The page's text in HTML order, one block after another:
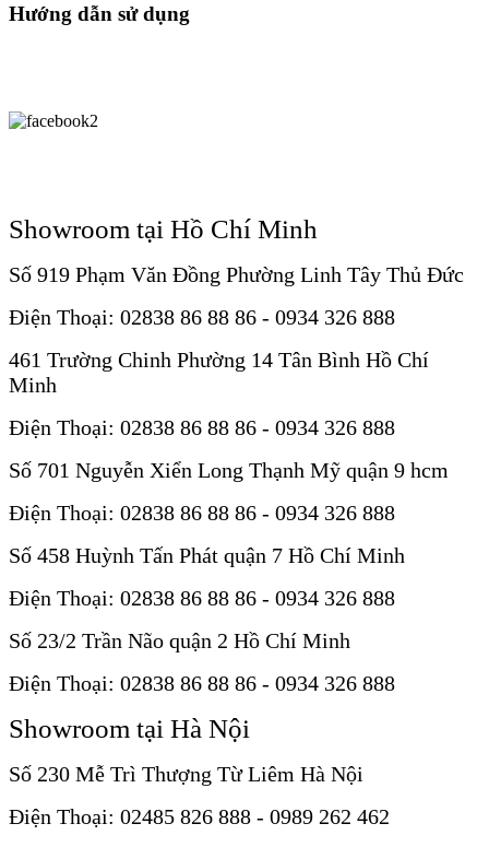
Hướng dẫn sử dụng
Showroom tại Hồ Chí Minh
Số 919 Phạm Văn Đồng Phường Linh Tây Thủ Đức
Điện Thoại: 02838 86 88 86 - 0934 326 888
461 Trường Chinh Phường 14 Tân Bình Hồ Chí
Minh
Điện Thoại: 02838 86 88 86 - 0934 326 888
Số 701 Nguyễn Xiển Long Thạnh Mỹ quận 9 hcm
Điện Thoại: 02838 86 88 86 - 0934 326 888
Số 458 Huỳnh Tấn Phát quận 7 Hồ Chí Minh
Điện Thoại: 02838 86 88 86 - 0934 326 888
Số 23/2 Trần Não quận 2 Hồ Chí Minh
Điện Thoại: 02838 86 88 86 - 0934 326 888
Showroom tại Hà Nội
Số 230 Mễ Trì Thượng Từ Liêm Hà Nội
Điện Thoại: 02485 826 888 - 0989 262 462